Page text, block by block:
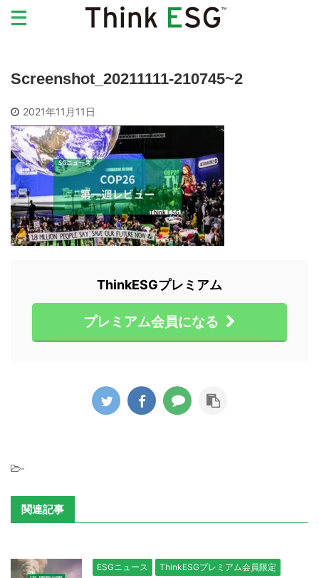
Screenshot_20211111-210745~2
2021年11月11日
ThinkESGプレミアム
プレミアム会員になる
-
関連記事
ESGニュース ThinkESGプレミアム会員限定